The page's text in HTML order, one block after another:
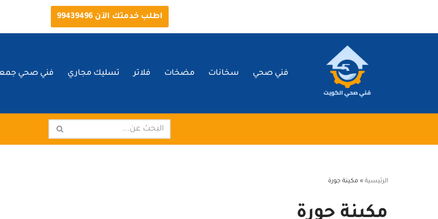
اطلب خدمتك الآن 99439496
فني صحي سخانات مضخات فلاتر تسليك مجاري فني صحي
الرئيسية » مكينة جورة
مكينة جورة